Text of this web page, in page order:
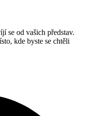
se od vašich představ.
kde byste se chtěli